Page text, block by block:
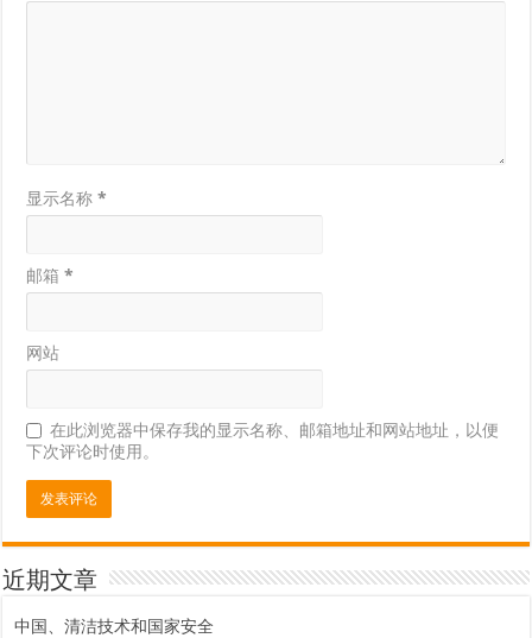
显示名称*
邮箱*
网站
在此浏览器中保存我的显示名称、邮箱地址和网站地址，以便
下次评论时使用。
近期文章
中国、清洁技术和国家安全